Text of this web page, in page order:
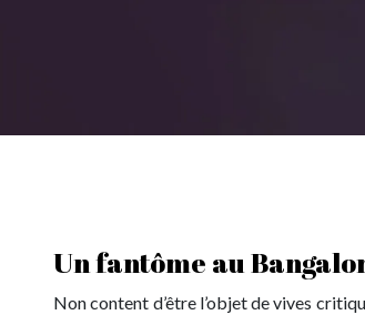
Un fantôme au
Non content d’être l’objet de vives